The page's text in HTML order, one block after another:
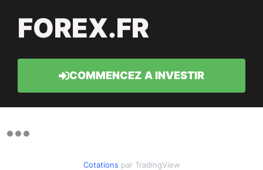
FOREX.FR
COMMENCEZ A INVESTIR
Cotations par TradingView